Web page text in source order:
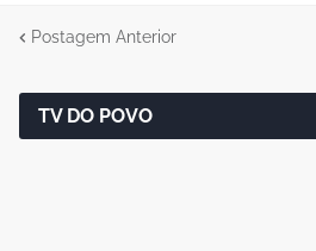
Postagem Anterior
TV DO POVO